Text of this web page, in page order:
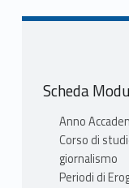
Scheda
Anno
Corso di
giornalismo
Periodi di